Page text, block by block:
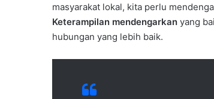
masyarakat lokal, kita perlu
Keterampilan mendengarkan yang
hubungan yang lebih baik.